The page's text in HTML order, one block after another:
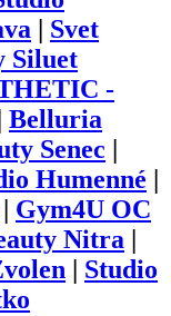
Svet
Siluet
-
Belluria
Senec
Humenné
Gym4U OC
Nitra
Studio